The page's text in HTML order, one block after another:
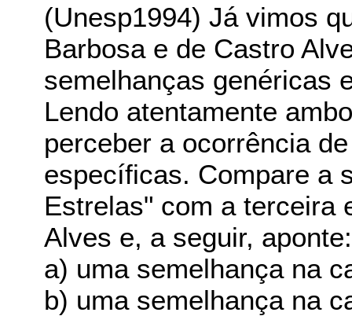
(Unesp1994) Já vimos
Barbosa e de Castro
semelhanças genéricas
Lendo atentamente
perceber a ocorrência
específicas. Compare a
Estrelas" com a terceira
Alves e, a seguir, aponte:
a) uma semelhança na
b) uma semelhança na